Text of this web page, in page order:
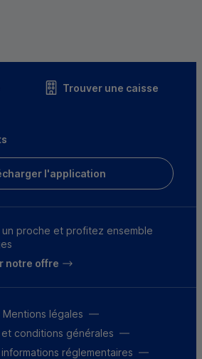
Trouver une caisse
l'application
un proche et profitez ensemble
notre offre
Mentions légales
et conditions générales
réglementaires